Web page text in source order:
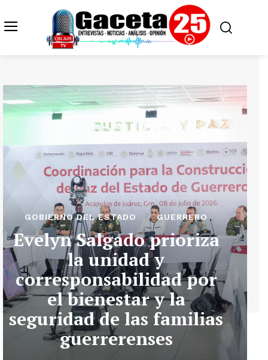
GOBIERNO DEL ESTADO GUERRERO
Evelyn Salgado prioriza
la unidad y
corresponsabilidad por
el bienestar y la
seguridad de las familias
guerrerenses